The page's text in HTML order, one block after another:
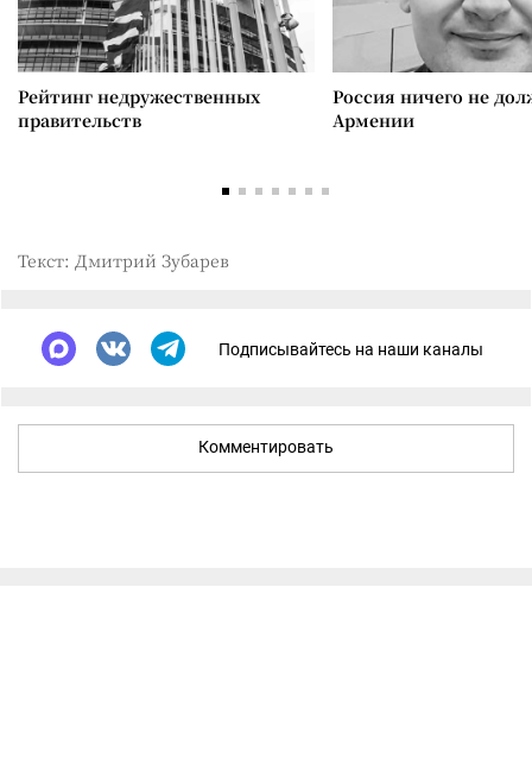
Рейтинг недружественных
правительств
Россия ничего не
Армении
Текст: Дмитрий Зубарев
Подписывайтесь на наши каналы
Комментировать